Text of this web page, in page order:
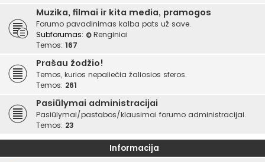
Muzika, filmai ir kita media, pramogos
Forumo pavadinimas kalba pats už save.
Subforumas:
Renginiai
Temos: 167
Prašau žodžio!
Temos, kurios nepaliečia žaliosios sferos.
Temos: 261
Pasiūlymai administracijai
Pasiūlymai/pastabos/klausimai forumo administracijai.
Temos: 23
Informacija